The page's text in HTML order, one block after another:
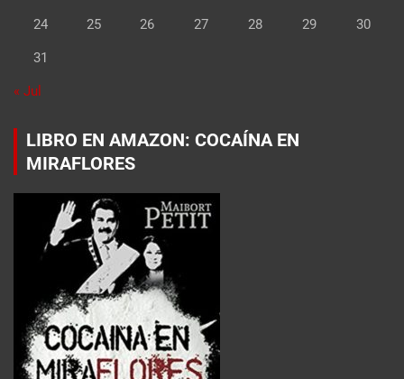
24 25 26 27 28 29 30
31
« Jul
LIBRO EN AMAZON: COCAÍNA EN
MIRAFLORES